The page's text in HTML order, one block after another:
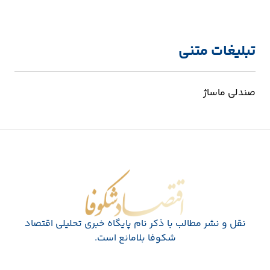
تبلیغات متنی
صندلی ماساژ
اقتصاد شکوفا
نقل و نشر مطالب با ذکر نام پايگاه خبری تحليلی اقتصاد
شکوفا بلامانع است.